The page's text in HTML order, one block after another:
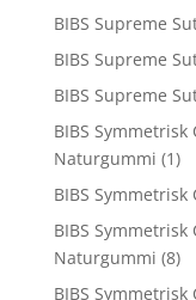
BIBS Supreme
BIBS Supreme
BIBS Supreme
BIBS Symmetrisk
Naturgummi (1)
BIBS Symmetrisk
BIBS Symmetrisk
Naturgummi (8)
BIBS